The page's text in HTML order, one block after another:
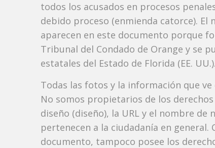
todos los acusados ​​en procesos
debido proceso (enmienda catorce). El
aparecen en este documento porque
Tribunal del Condado de Orange y se
estatales del Estado de Florida (EE. UU.).
Todas las fotos y la información que
No somos propietarios de los
diseño (diseño), la URL y el nombre
pertenecen a la ciudadanía en
documento, tampoco posee los